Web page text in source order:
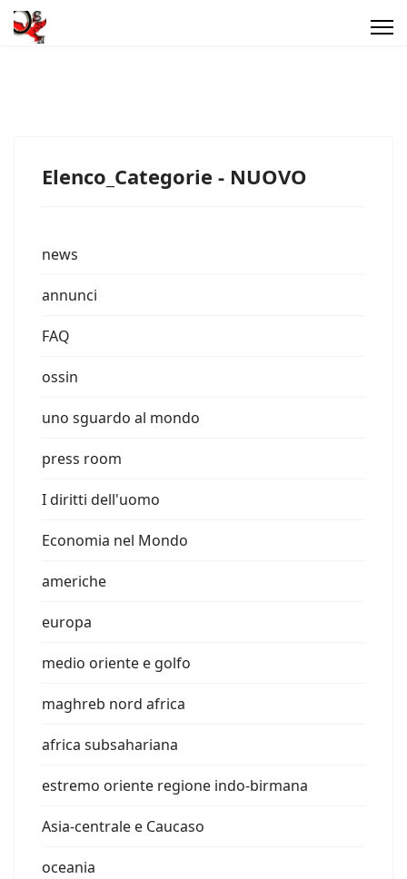
Elenco_Categorie - NUOVO
news
annunci
FAQ
ossin
uno sguardo al mondo
press room
I diritti dell'uomo
Economia nel Mondo
americhe
europa
medio oriente e golfo
maghreb nord africa
africa subsahariana
estremo oriente regione indo-birmana
Asia-centrale e Caucaso
oceania